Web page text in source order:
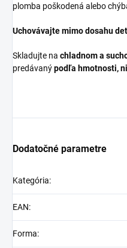
plomba poškodená alebo
Uchovávajte mimo dosahu
Skladujte na chladnom a
predávanýpodľa hmotnosti,
Dodatočné parametre
Kategória:
EAN:
Forma: